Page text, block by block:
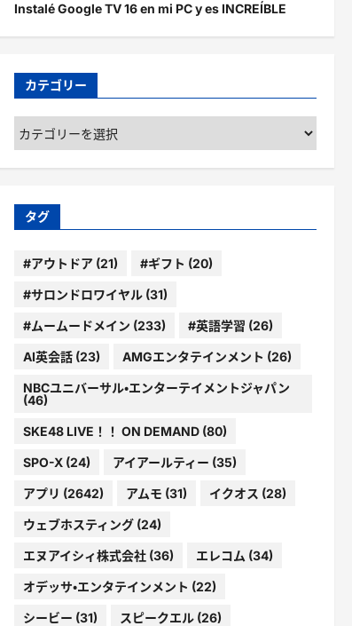
Instalé Google TV 16 en mi PC y es INCREÍBLE
カテゴリー
カ
テ
ゴ
ー
タグ
#アウトドア(21) #ギフト (20)
#サロンドロワイヤル(31)
#ムームードメイン (233) #英語学習 (26)
AI英会話(23) AMGエンタテインメント (26)
NBCユニバーサル・エンターテイメントジャパン
(46)
SKE48 LIVE！！ ON DEMAND(80)
SPO-X(24) アイアールティー (35)
アプリ (2642) アムモ (31) イクオス (28)
ウェブホスティング(24)
エヌアイシィ株式会社(36) エレコム (34)
オデッサ・エンタテインメント (22)
シービー (31) スピークエル(26)